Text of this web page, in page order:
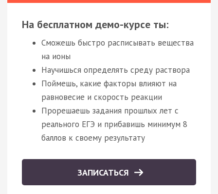
На бесплатном демо-курсе ты:
Сможешь быстро расписывать вещества
на ионы
Научишься определять среду раствора
Поймешь, какие факторы влияют на
равновесие и скорость реакции
Прорешаешь задания прошлых лет с
реального ЕГЭ и прибавишь минимум 8
баллов к своему результату
ЗАПИСАТЬСЯ